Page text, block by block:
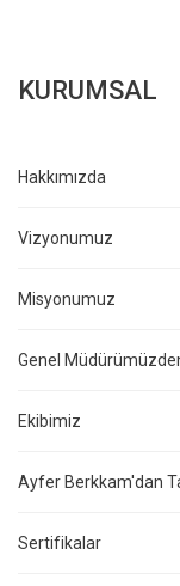
KURUMSAL
Hakkımızda
Vizyonumuz
Misyonumuz
Genel
Ekibimiz
Ayfer Berkkam'dan
Sertifikalar